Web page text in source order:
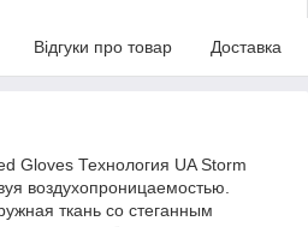
Відгуки про товар Доставка
Gloves Технология UA Storm
воздухопроницаемостью.
ткань со стеганным